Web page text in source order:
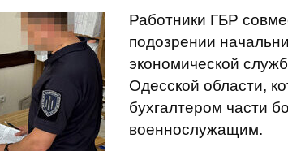
Работники ГБР
подозрении
экономической
Одесской области,
бухгалтером части
военнослужащим.